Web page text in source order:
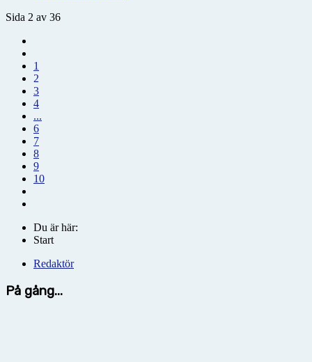
Sida 2 av 36
1
2
3
4
...
6
7
8
9
10
Du är här:
Start
Redaktör
På gång...